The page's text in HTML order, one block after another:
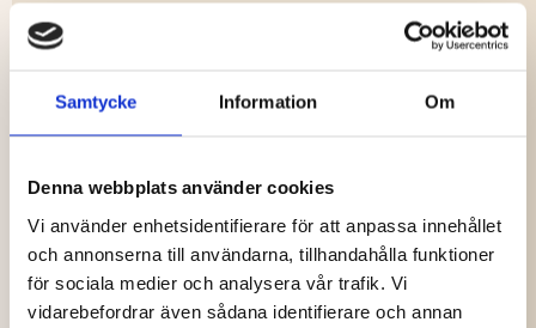
Samtycke Information Om
Denna webbplats använder cookies
Vi använder enhetsidentifierare för att anpassa innehållet
och annonserna till användarna, tillhandahålla funktioner
för sociala medier och analysera vår trafik. Vi
vidarebefordrar även sådana identifierare och annan
Väderförhållanden kan snabbt ändras, så rätt klädsel gör
matlagningen bekvämare:
Vind- och vattentåliga kläder– skyddar mot regn och
Förkläde eller handskar– Praktiskt för att hålla kläder rena
och skydda händerna från värme.
Myggnät och insektsmedel– ett måste under sommaren
för att undvika irriterande insekter vid matlagningen.